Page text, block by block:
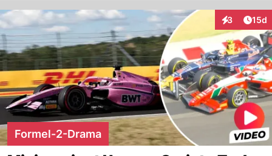
3
Interaktionen
15d
Formel-2-Drama